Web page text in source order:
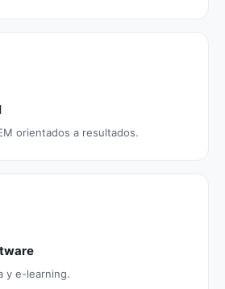
orientados a resultados.
y e-learning.